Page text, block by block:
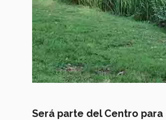
Será parte del Centro